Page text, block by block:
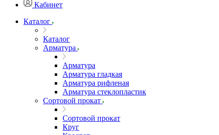
Кабинет
Каталог
Каталог
Арматура
Арматура
Арматура гладкая
Арматура рифленая
Арматура стеклопластик
Сортовой прокат
Сортовой прокат
Круг